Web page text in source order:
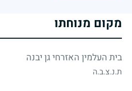
מקום מנוחתו
בית העלמין האזרחי גן יבנה
ת.נ.צ.ב.ה